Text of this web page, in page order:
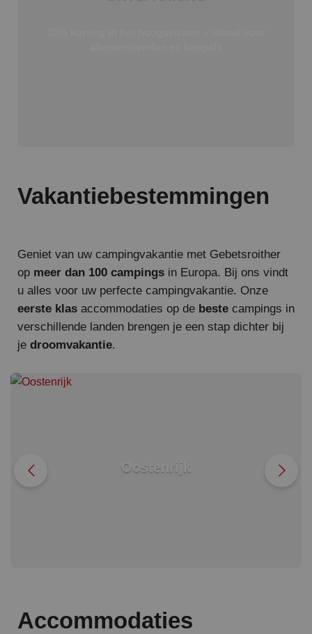
Vakantiebestemmingen
Geniet van uw campingvakantie met Gebetsroither
op meer dan 100 campings in Europa. Bij ons vindt
u alles voor uw perfecte campingvakantie. Onze
eerste klas accommodaties op de beste campings in
verschillende landen brengen je een stap dichter bij
je droomvakantie.
Oostenrijk
Accommodaties